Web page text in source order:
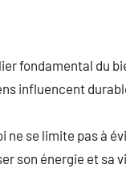
fondamental du
influencent
ne se limite pas à
son énergie et sa